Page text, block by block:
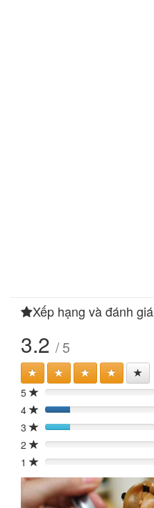
Xếp hạng và đánh giá
3.2 / 5
5 0%
4
20%
3
20%
2
0%
1
0%